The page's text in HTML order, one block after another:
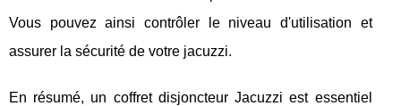
Vous pouvez ainsi contrôler le niveau d'utilisation et
assurer la sécurité de votre jacuzzi.
En résumé, un coffret disjoncteur Jacuzzi est essentiel